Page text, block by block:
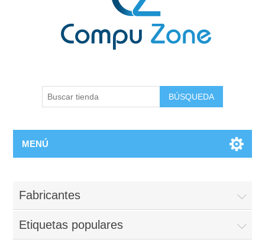
BÚSQUEDA
MENÚ
Fabricantes
Etiquetas populares